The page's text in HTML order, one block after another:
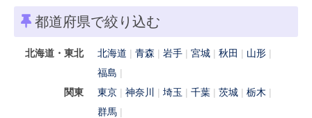
都道府県で絞り込む
北海道・東北 北海道 青森 岩手 宮城 秋田
山形
福島
関東
東京 神奈川 埼玉 千葉 茨城
栃木
群馬